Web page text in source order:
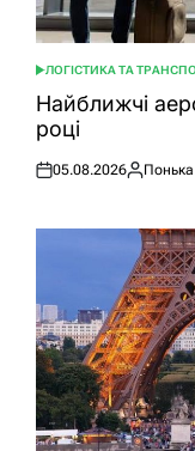
ОПУБЛІКУВАТИ
У
ЛОГІСТИКА ТА
Найближчі
році
Оприлюднено
05.08.2026